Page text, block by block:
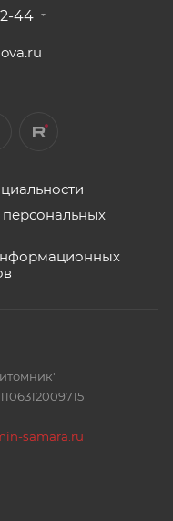
44
персональных
samara.ru